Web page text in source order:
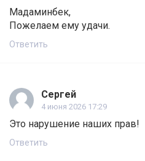
Мадаминбек,
Пожелаем ему удачи.
Ответить
Сергей
4 июня 2026 17:29
Это нарушение наших прав!
Ответить